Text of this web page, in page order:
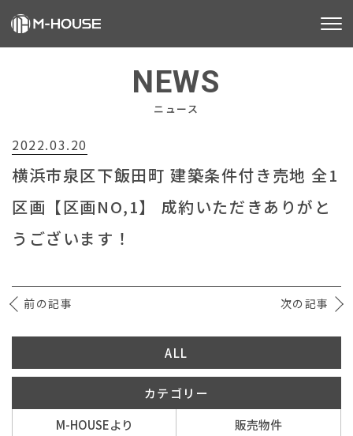
不動産事業
建築事業
会社情報
イベント情報
NEWS
ニュース
2022.03.20
横浜市泉区下飯田町 建築条件付き売地 全1
区画【区画NO,1】 成約いただきありがと
うございます！
前の記事 次の記事
ALL
カテゴリー
M-HOUSEより
販売物件